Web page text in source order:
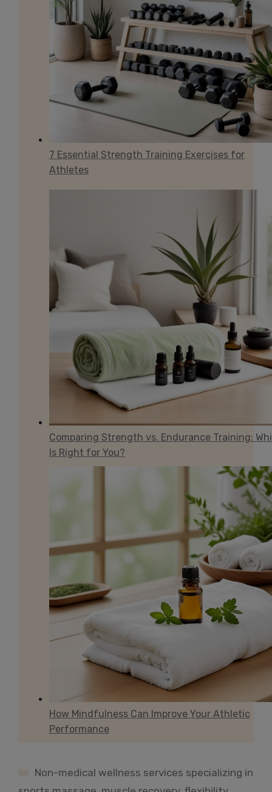
7 Essential Strength Training Exercises for
Athletes
Comparing Strength vs. Endurance Training:
Is Right for You?
How Mindfulness Can Improve Your Athletic
Performance
Categories
Non-medical wellness services specializing in